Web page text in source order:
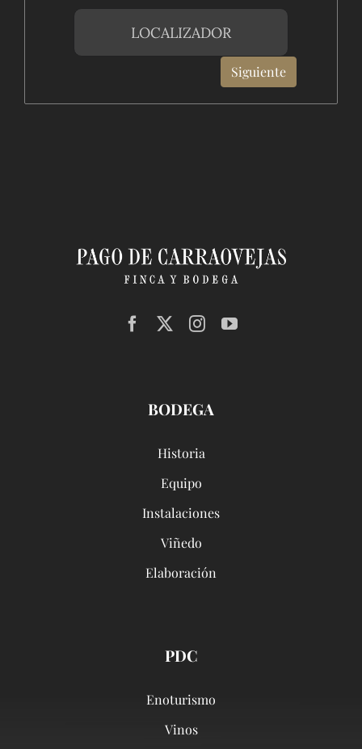
Siguiente
BODEGA
Historia
Equipo
Instalaciones
Viñedo
Elaboración
PDC
Enoturismo
Vinos